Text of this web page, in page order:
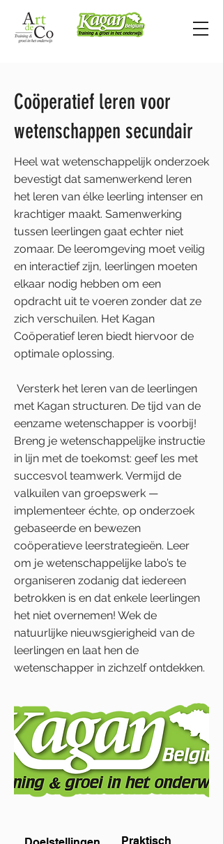
Coöperatief leren voor
wetenschappen secundair
Heel wat wetenschappelijk onderzoek
bevestigt dat samenwerkend leren
het leren van élke leerling intenser en
krachtiger maakt. Samenwerking
tussen leerlingen gaat echter niet
zomaar. De leeromgeving moet veilig
en interactief zijn, leerlingen moeten
elkaar nodig hebben om een
opdracht uit te voeren zonder dat ze
zich verschuilen. Het Kagan
Coöperatief leren biedt hiervoor de
optimale oplossing.
Versterk het leren van de leerlingen
met Kagan structuren. De tijd van de
eenzame wetenschapper is voorbij!
Breng je wetenschappelijke instructie
in lijn met de toekomst: geef les met
succesvol teamwerk. Vermijd de
valkuilen van groepswerk —
implementeer échte, op onderzoek
gebaseerde en bewezen
coöperatieve leerstrategieën. Leer
om je wetenschappelijke labo’s te
organiseren zodanig dat iedereen
betrokken is en dat enkele leerlingen
het niet overnemen! Wek de
natuurlijke nieuwsgierigheid van de
leerlingen en laat hen de
wetenschapper in zichzelf ontdekken.
Praktisch